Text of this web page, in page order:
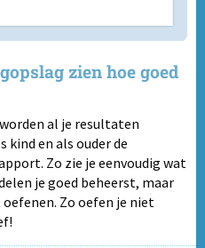
zien hoe goed
al je resultaten
kind en als ouder de
Zo zie je eenvoudig wat
je goed beheerst, maar
Zo oefen je niet